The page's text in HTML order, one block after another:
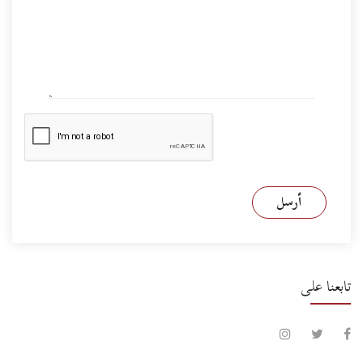
أرسل
تابعنا على